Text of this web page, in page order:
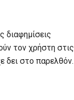
διαφημίσεις
τον χρήστη στις
δει στο παρελθόν.